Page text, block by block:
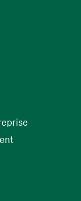
une nouvelle
nouvelle fenêtre)
une nouvelle